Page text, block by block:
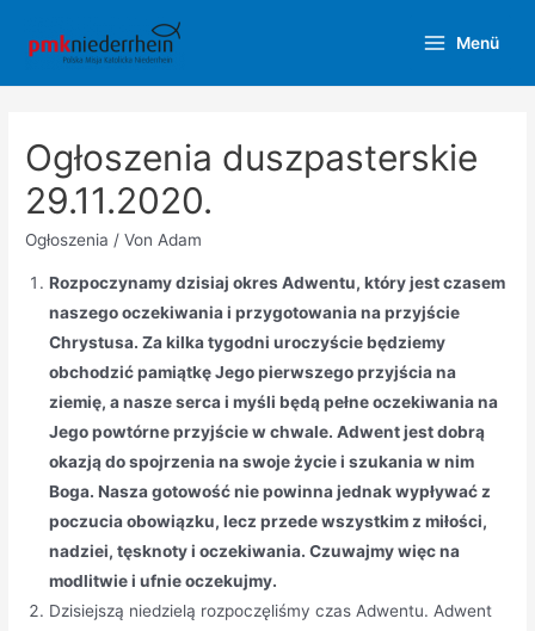
Inhalt
Menü
Ogłoszenia duszpasterskie
29.11.2020.
Ogłoszenia / VonAdam
Rozpoczynamy dzisiaj okres Adwentu, który jest czasem
naszego oczekiwania i przygotowania na przyjście
Chrystusa. Za kilka tygodni uroczyście będziemy
obchodzić pamiątkę Jego pierwszego przyjścia na
ziemię, a nasze serca i myśli będą pełne oczekiwania na
Jego powtórne przyjście w chwale. Adwent jest dobrą
okazją do spojrzenia na swoje życie i szukania w nim
Boga. Nasza gotowość nie powinna jednak wypływać z
poczucia obowiązku, lecz przede wszystkim z miłości,
nadziei, tęsknoty i oczekiwania. Czuwajmy więc na
modlitwie i ufnie oczekujmy.
Dzisiejszą niedzielą rozpoczęliśmy czas Adwentu. Adwent